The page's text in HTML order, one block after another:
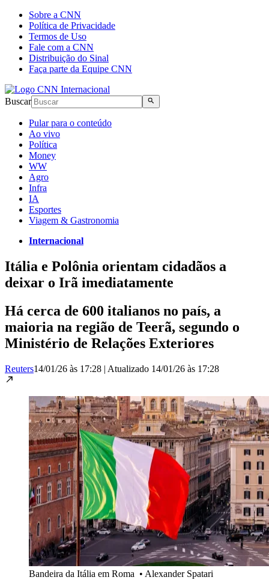
Sobre a CNN
Política de Privacidade
Termos de Uso
Fale com a CNN
Distribuição do Sinal
Faça parte da Equipe CNN
Buscar
Pular para o conteúdo
Ao vivo
Política
Money
WW
Agro
Infra
IA
Esportes
Viagem & Gastronomia
Internacional
Itália e Polônia orientam cidadãos a
deixar o Irã imediatamente
Há cerca de 600 italianos no país, a
maioria na região de Teerã, segundo o
Ministério de Relações Exteriores
Reuters14/01/26 às 17:28 | Atualizado 14/01/26 às 17:28
Bandeira da Itália em Roma • Alexander Spatari